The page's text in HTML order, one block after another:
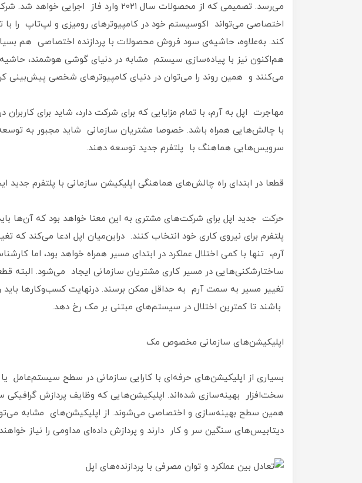
می‌رسد. تصمیمی که از محصولات سال ۲۰۲۱ وارد فاز
اختصاصی می‌تواند اکوسیستم خود در کامپیوترهای رومیزی و لپ‌تاپ
کند. به‌علاوه، حاشیه‌ی سود فروش محصولات با پردازنده‌ اختصاصی هم بسیار
هم‌اکنون نیز با پیاده‌سازی سیستم مشابه در دنیای گوشی هوشمند،
می‌کنند و همین روند را می‌توان در دنیای کامپیوترهای شخصی پیش‌بینی
مهاجرت اپل به آرم، با تمام مزایایی که برای شرکت دارد، شاید برای
با چالش‌هایی همراه باشد. خصوصا مشتریان سازمانی شاید مجبور به
سرویس‌هایی هماهنگ با پلتفرم جدید توسعه دهند.
قطعا در ابتدای راه چالش‌های هماهنگی اپلیکیشن سازمانی با پلتفرم جدید
حرکت جدید اپل برای شرکت‌های مشتری به این معنا خواهد بود که آن‌ها
پلتفرم برای نیروی کاری خود انتخاب کنند. دراین‌میان اپل ادعا می‌کند که
آرم، تنها با کمی اختلال عملکرد در ابتدای مسیر همراه خواهد بود، اما
ساختارشکنی‌هایی در مسیر کاری مشتریان سازمانی ایجاد می‌شود. البته
تغییر مسیر به سمت آرم به حداقل ممکن برسند. درنهایت کسب‌وکارها باید
باشند تا کمترین اختلال در سیستم‌های مبتنی بر مک رخ دهد.
اپلیکیشن‌های سازمانی مخصوص مک
بسیاری از اپلیکیشن‌های حرفه‌ای با کارایی سازمانی در سطح سیستم‌عامل
سخت‌افزار بهینه‌سازی شده‌اند. اپلیکیشن‌هایی که وظایف پردازش گرافیکی
همین سطح بهینه‌سازی و اختصاصی می‌شوند. از اپلیکیشن‌های مشابه
دیتابیس‌های سنگین سر و کار دارند و پردازش داده‌ای مداومی را نیاز